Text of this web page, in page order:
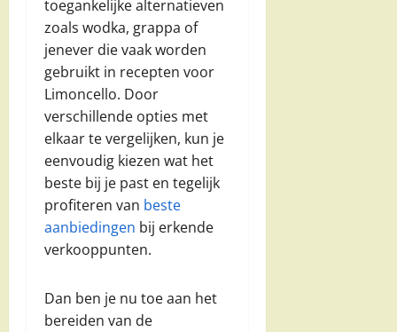
toegankelijke alternatieven
zoals wodka, grappa of
jenever die vaak worden
gebruikt in recepten voor
Limoncello. Door
verschillende opties met
elkaar te vergelijken, kun je
eenvoudig kiezen wat het
beste bij je past en tegelijk
profiteren van beste
aanbiedingen bij erkende
verkooppunten.
Dan ben je nu toe aan het
bereiden van de